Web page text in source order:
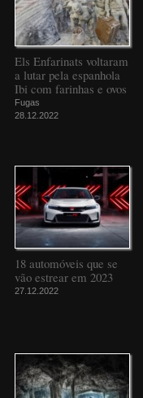
Els Enfarinats voltaram
a lutar pela espanhola
Ibi com farinhas e ovos
Fugas
28.12.2022
18 automóveis que se
vão estrear em 2023
27.12.2022